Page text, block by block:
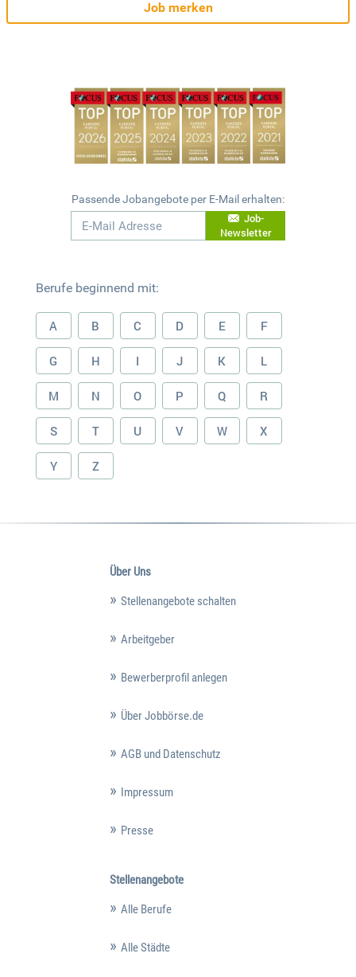
Job merken
Passende Jobangebote per E-Mail erhalten:
Job-
Newsletter
Berufe beginnend mit:
A B C D E F
G H I J K L
M N O P Q R
S T U V W X
Y Z
Über Uns
Stellenangebote schalten
Arbeitgeber
Bewerberprofil anlegen
Über Jobbörse.de
AGB und Datenschutz
Impressum
Presse
Stellenangebote
Alle Berufe
Alle Städte